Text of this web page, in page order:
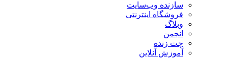
سازنده وب‌سایت
فروشگاه اینترنتی
وبلاگ
انجمن
چت زنده
آموزش آنلاین